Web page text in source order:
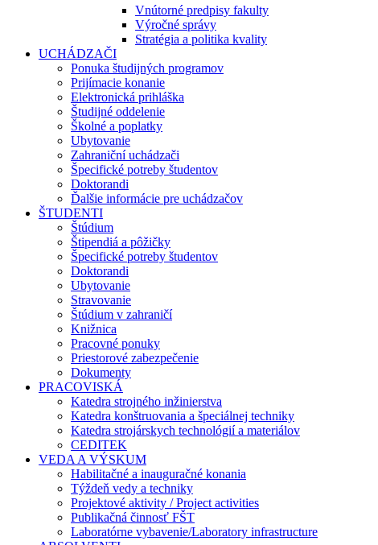
Vnútorné predpisy fakulty
Výročné správy
Stratégia a politika kvality
UCHÁDZAČI
Ponuka študijných programov
Prijímacie konanie
Elektronická prihláška
Študijné oddelenie
Školné a poplatky
Ubytovanie
Zahraniční uchádzači
Špecifické potreby študentov
Doktorandi
Ďalšie informácie pre uchádzačov
ŠTUDENTI
Štúdium
Štipendiá a pôžičky
Špecifické potreby študentov
Doktorandi
Ubytovanie
Stravovanie
Štúdium v zahraničí
Knižnica
Pracovné ponuky
Priestorové zabezpečenie
Dokumenty
PRACOVISKÁ
Katedra strojného inžinierstva
Katedra konštruovania a špeciálnej techniky
Katedra strojárskych technológií a materiálov
CEDITEK
VEDA A VÝSKUM
Habilitačné a inauguračné konania
Týždeň vedy a techniky
Projektové aktivity / Project activities
Publikačná činnosť FŠT
Laboratórne vybavenie/Laboratory infrastructure